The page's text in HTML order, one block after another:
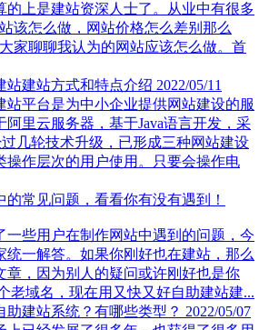
的上是建站资深人士了。从业中有很多
该怎么做，网站价格怎么差别那么
家聊聊我认为的网站应该怎么做。首
站建站方式和特点介绍 2022/05/11
站平台是为中小企业提供网站建设的服
阿里云服务器，基于Java语言开发，采
过几轮技术升级，已形成三种网站建设
操作层次的用户使用。只要会操作电
的常见问题，看看你有没有遇到！
一些用户在制作网站中遇到的问题，今
统一解答。如果你刚好也在建站，那么
章，因为别人的疑问或许刚好也是你
老域名，现在用又快又好自助建站建...
助建站系统？有哪些类型？ 2022/05/07